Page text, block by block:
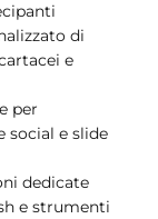
di
e
per
social e slide
dedicate
e strumenti